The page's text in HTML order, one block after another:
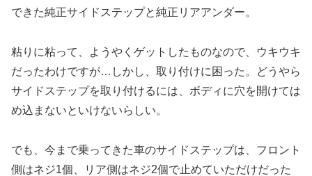
できた純正サイドステップと純正リアアンダー。
粘りに粘って、ようやくゲットしたものなので、ウキウキ
だったわけですが…しかし、取り付けに困った。どうやら
サイドステップを取り付けるには、ボディに穴を開けては
め込まないといけないらしい。
でも、今まで乗ってきた車のサイドステップは、フロント
側はネジ1個、リア側はネジ2個で止めていただけだった